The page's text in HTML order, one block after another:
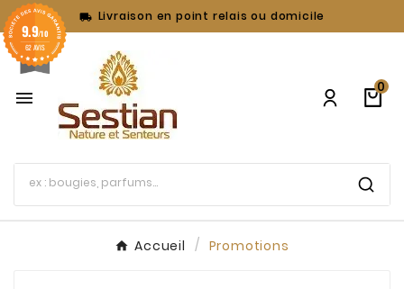
 Livraison en point relais ou domicile

0
Accueil Promotions
9.9/10
62 AVIS